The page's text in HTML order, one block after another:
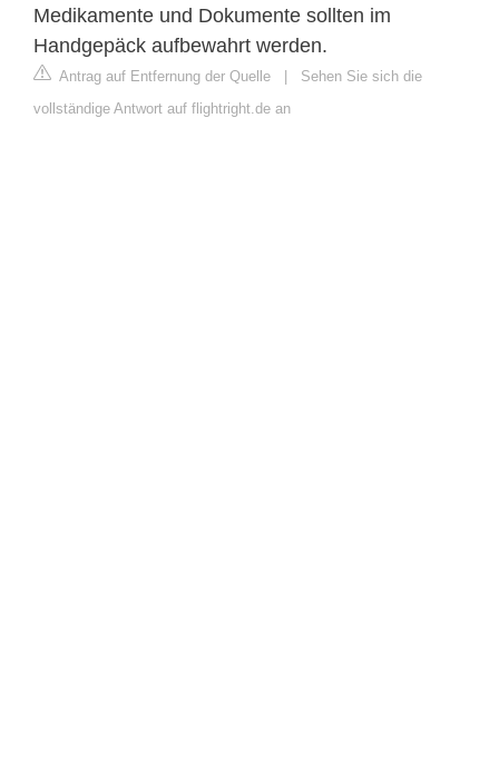
Medikamente und Dokumente sollten im
Handgepäck aufbewahrt werden.
Antrag auf Entfernung der Quelle | Sehen Sie sich die
vollständige Antwort auf flightright.de an